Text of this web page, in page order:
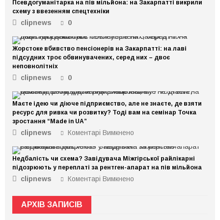
Псевдогуманітарка на пів мільйона: на Закарпатті викрили
схему з ввезенням спецтехніки
clipnews 0
Жорстоке вбивство пенсіонерів на Закарпатті: на лаві
підсудних троє обвинувачених, серед них – двоє
неповнолітніх
clipnews 0
Маєте ідею чи діюче підприємство, але не знаєте, де взяти
ресурс для ривка чи розвитку? Тоді вам на семінар Точка
зростання “Made in UA”
clipnews Коментарі Вимкнено
ідею
чи
діюче
Недбалість чи схема? Завідувача Міжгірської райлікарні
підозрюють у переплаті за рентген-апарат на пів мільйона
clipnews Коментарі Вимкнено
АРХІВ ЗАПИСІВ